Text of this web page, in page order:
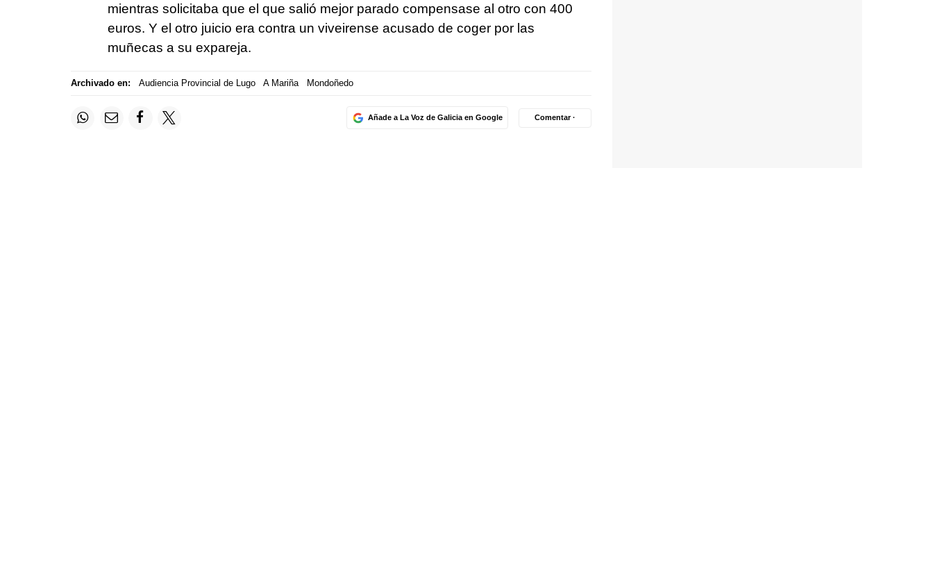
mientras solicitaba que el que salió mejor parado compensase al otro con 400
euros. Y el otro juicio era contra un viveirense acusado de coger por las
muñecas a su expareja.
Archivado en: Audiencia Provincial de Lugo A Mariña Mondoñedo
Añade a La Voz de Galicia en Google Comentar ·